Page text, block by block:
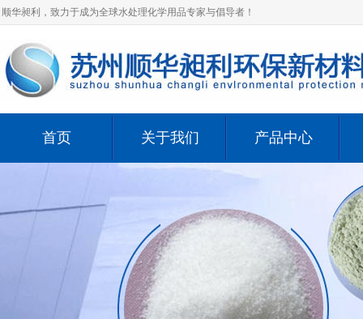
顺华昶利，致力于成为全球水处理化学用品专家与倡导者！
首页 关于我们 产品中心